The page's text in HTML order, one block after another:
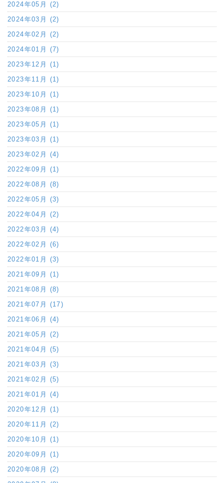
2024年05月 (2)
2024年03月 (2)
2024年02月 (2)
2024年01月 (7)
2023年12月 (1)
2023年11月 (1)
2023年10月 (1)
2023年08月 (1)
2023年05月 (1)
2023年03月 (1)
2023年02月 (4)
2022年09月 (1)
2022年08月 (8)
2022年05月 (3)
2022年04月 (2)
2022年03月 (4)
2022年02月 (6)
2022年01月 (3)
2021年09月 (1)
2021年08月 (8)
2021年07月 (17)
2021年06月 (4)
2021年05月 (2)
2021年04月 (5)
2021年03月 (3)
2021年02月 (5)
2021年01月 (4)
2020年12月 (1)
2020年11月 (2)
2020年10月 (1)
2020年09月 (1)
2020年08月 (2)